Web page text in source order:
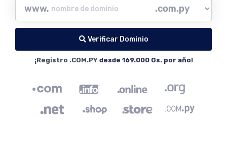
www.
Verificar Dominio
¡Registro .COM.PY desde 169.000 Gs. por año!